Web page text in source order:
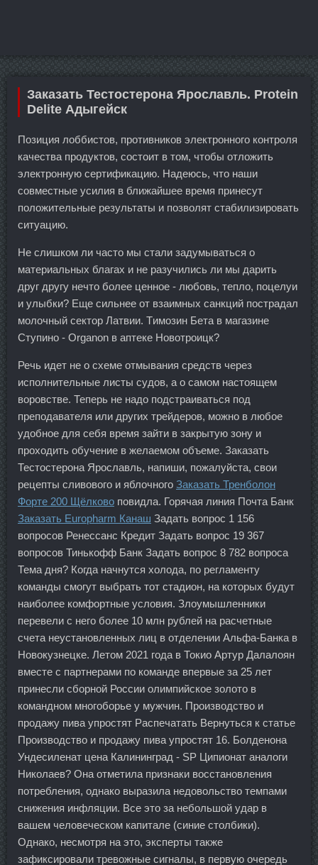
Заказать Тестостерона Ярославль. Protein
Delite Адыгейск
Позиция лоббистов, противников электронного контроля
качества продуктов, состоит в том, чтобы отложить
электронную сертификацию. Надеюсь, что наши
совместные усилия в ближайшее время принесут
положительные результаты и позволят стабилизировать
ситуацию.
Не слишком ли часто мы стали задумываться о
материальных благах и не разучились ли мы дарить
друг другу нечто более ценное - любовь, тепло, поцелуи
и улыбки? Еще сильнее от взаимных санкций пострадал
молочный сектор Латвии. Tимозин Бета в магазине
Ступино - Organon в аптеке Новотроицк?
Речь идет не о схеме отмывания средств через
исполнительные листы судов, а о самом настоящем
воровстве. Теперь не надо подстраиваться под
преподавателя или других трейдеров, можно в любое
удобное для себя время зайти в закрытую зону и
проходить обучение в желаемом объеме. Заказать
Тестостерона Ярославль, напиши, пожалуйста, свои
рецепты сливового и яблочного Заказать Тренболон
Форте 200 Щёлково повидла. Горячая линия Почта Банк
Заказать Europharm Канаш Задать вопрос 1 156
вопросов Ренессанс Кредит Задать вопрос 19 367
вопросов Тинькофф Банк Задать вопрос 8 782 вопроса
Тема дня? Когда начнутся холода, по регламенту
команды смогут выбрать тот стадион, на которых будут
наиболее комфортные условия. Злоумышленники
перевели с него более 10 млн рублей на расчетные
счета неустановленных лиц в отделении Альфа-Банка в
Новокузнецке. Летом 2021 года в Токио Артур Далалоян
вместе с партнерами по команде впервые за 25 лет
принесли сборной России олимпийское золото в
командном многоборье у мужчин. Производство и
продажу пива упростят Распечатать Вернуться к статье
Производство и продажу пива упростят 16. Болденона
Ундесиленат цена Калининград - SP Ципионат аналоги
Николаев? Она отметила признаки восстановления
потребления, однако выразила недовольство темпами
снижения инфляции. Все это за небольшой удар в
вашем человеческом капитале (синие столбики).
Однако, несмотря на это, эксперты также
зафиксировали тревожные сигналы, в первую очередь